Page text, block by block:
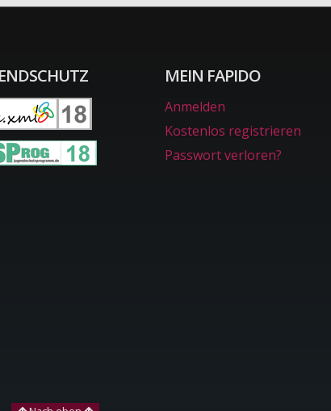
MEIN FAPIDO
Anmelden
Kostenlos registrieren
Passwort verloren?